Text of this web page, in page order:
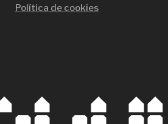
Política de cookies